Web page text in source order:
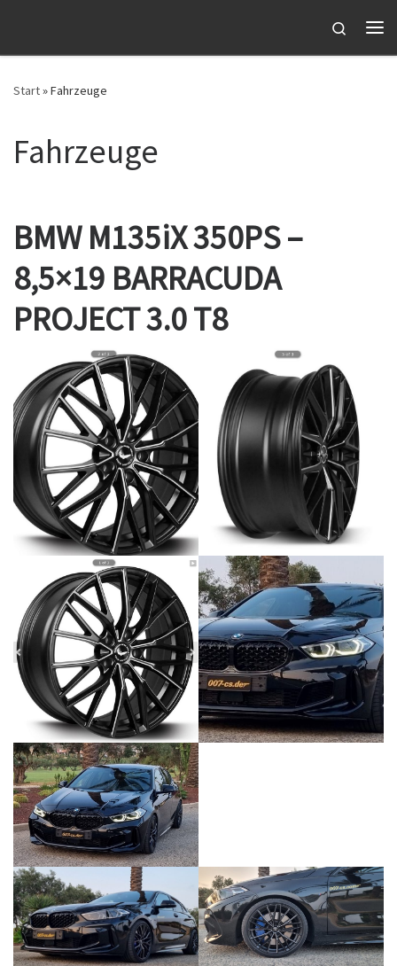
Search
Start»Fahrzeuge
Fahrzeuge
BMW M135iX 350PS –
8,5×19 BARRACUDA
PROJECT 3.0 T8